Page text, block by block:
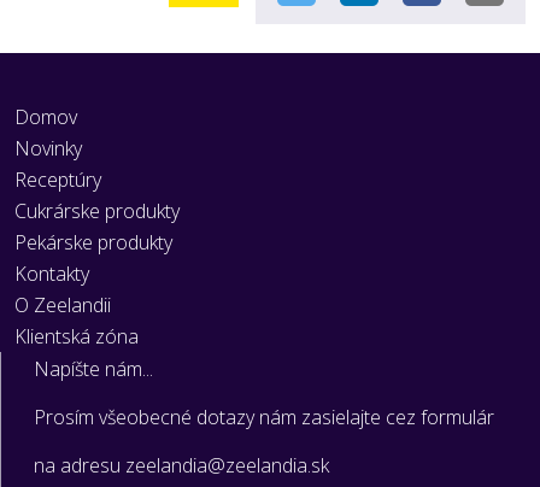
Domov
Novinky
Receptúry
Cukrárske produkty
Pekárske produkty
Kontakty
O Zeelandii
Klientská zóna
Napíšte nám...
Prosím všeobecné dotazy nám zasielajte cez formulár
na adresu zeelandia@zeelandia.sk